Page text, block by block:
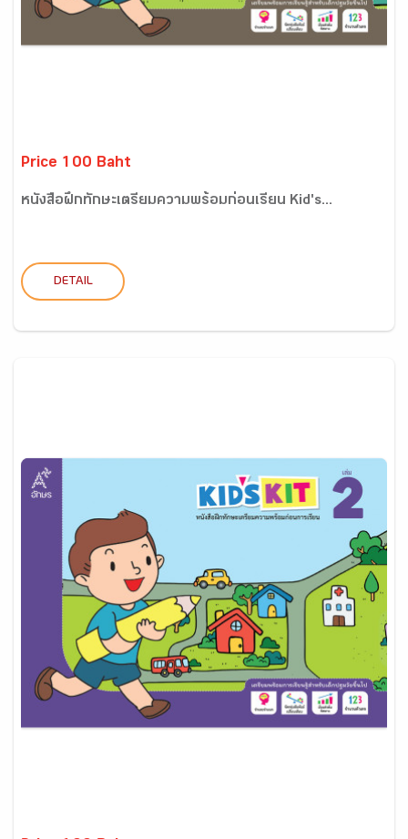
Price 100 Baht
หนังสือฝึกทักษะเตรียมความพร้อมก่อนเรียน Kid's...
DETAIL